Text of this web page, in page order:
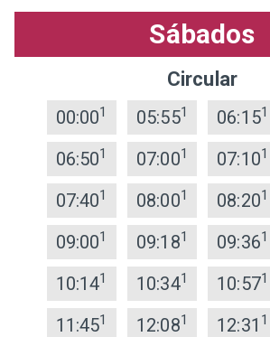
Sábados
Circular
00:001 05:551 06:151
06:501 07:001 07:101
07:401 08:001 08:201
09:001 09:181 09:361
10:141 10:341 10:571
11:451 12:081 12:31 1